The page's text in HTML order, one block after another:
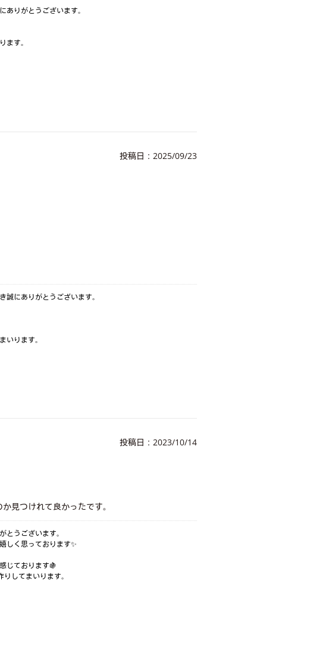
りがとうございます。
ます。
投稿日：2025/09/23
にありがとうございます。
いります。
投稿日：2023/10/14
見つけれて良かったです。
うございます。
しく思っております✨
じております🍇
してまいります。